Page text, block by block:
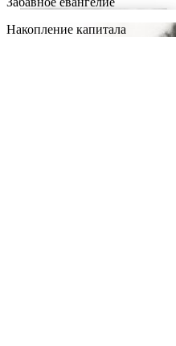
Накопление капитала